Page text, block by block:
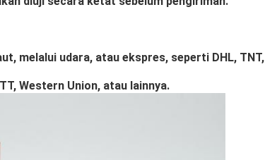
melalui udara, atau ekspres, seperti DHL, TNT,
Western Union, atau lainnya.